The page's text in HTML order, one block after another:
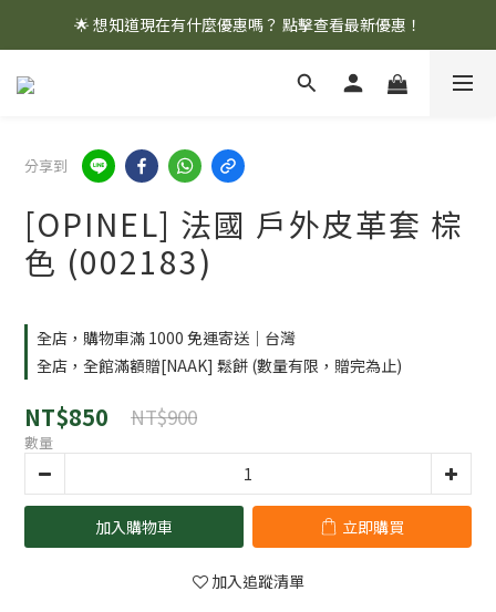
🌟 想知道現在有什麼優惠嗎？ 點擊查看最新優惠！
🌟 想知道現在有什麼優惠嗎？ 點擊查看最新優惠！
全館消費滿 $1,000 即享免運優惠
分享到
[OPINEL] 法國 戶外皮革套 棕
色 (002183)
全店，購物車滿 1000 免運寄送｜台灣
全店，全館滿額贈[NAAK] 鬆餅 (數量有限，贈完為止)
NT$850 NT$900
數量
加入購物車 立即購買
加入追蹤清單